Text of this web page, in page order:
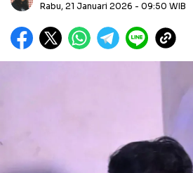
Rabu, 21 Januari 2026 - 09:50 WIB